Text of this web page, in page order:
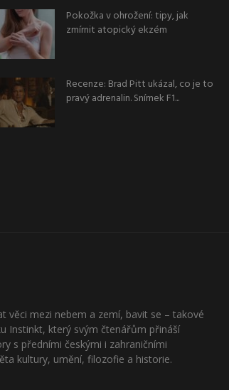
Pokožka v ohrožení: tipy, jak
zmírnit atopický ekzém
Recenze: Brad Pitt ukázal, co je to
pravý adrenalin. Snímek F1...
věci mezi nebem a zemí, bavit se – takové
Instinkt, který svým čtenářům přináší
s předními českými i zahraničními
kultury, umění, filozofie a historie.